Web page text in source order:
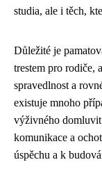
studia, ale i těch,
Důležité je
trestem pro rodiče,
spravedlnost a
existuje mnoho
výživného domluvit
komunikace a
úspěchu a k